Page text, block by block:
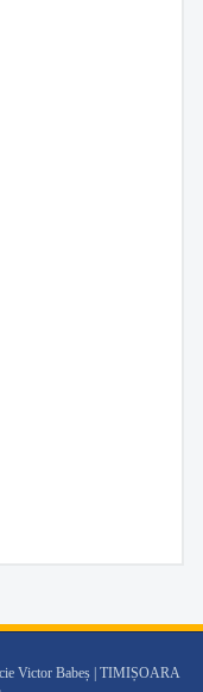
Victor Babeș | TIMIȘOARA